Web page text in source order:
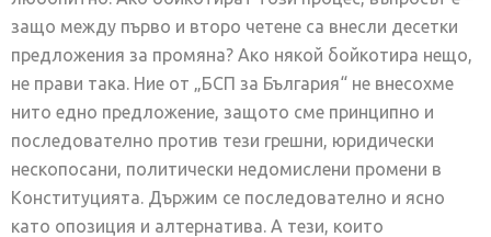
защо между първо и второ четене са внесли десетки
предложения за промяна? Ако някой бойкотира нещо,
не прави така. Ние от „БСП за България“ не внесохме
нито едно предложение, защото сме принципно и
последователно против тези грешни, юридически
нескопосани, политически недомислени промени в
Конституцията. Държим се последователно и ясно
като опозиция и алтернатива. А тези, които